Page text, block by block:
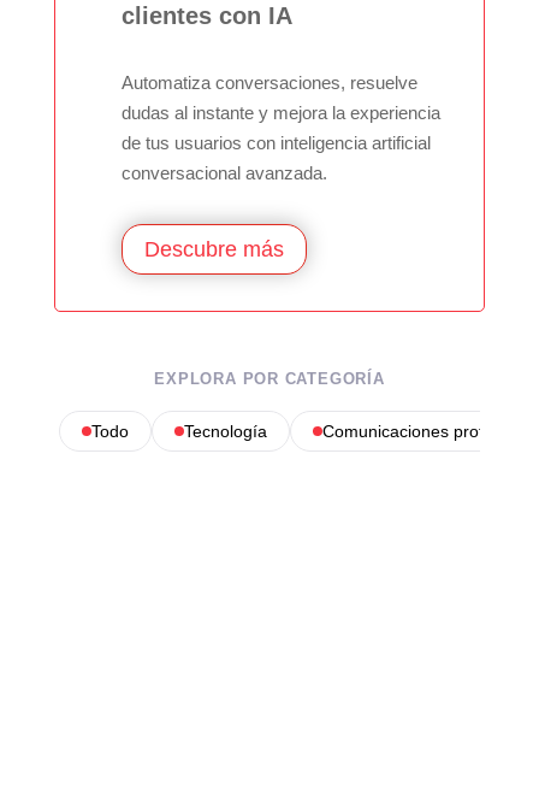
clientes con IA
Automatiza conversaciones, resuelve
dudas al instante y mejora la experiencia
de tus usuarios con inteligencia artificial
conversacional avanzada.
Descubre más
EXPLORA POR CATEGORÍA
Todo Tecnología Comunicaciones